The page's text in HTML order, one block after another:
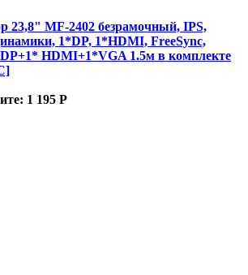
23,8" MF-2402 безрамочный, IPS,
1*DP, 1*HDMI, FreeSync,
HDMI+1*VGA 1.5м в комплекте
1 195 Р